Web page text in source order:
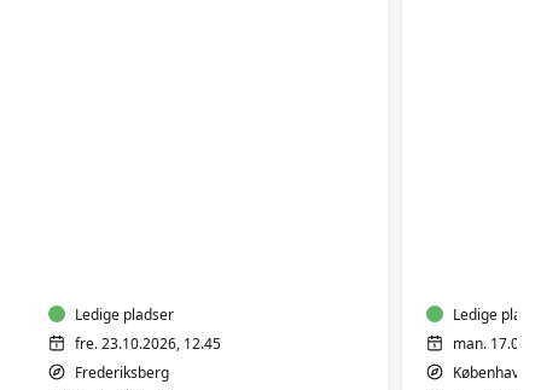
Ledige pladser
fre. 23.10.2026, 12.45
Frederiksberg
Ledige
man.
København